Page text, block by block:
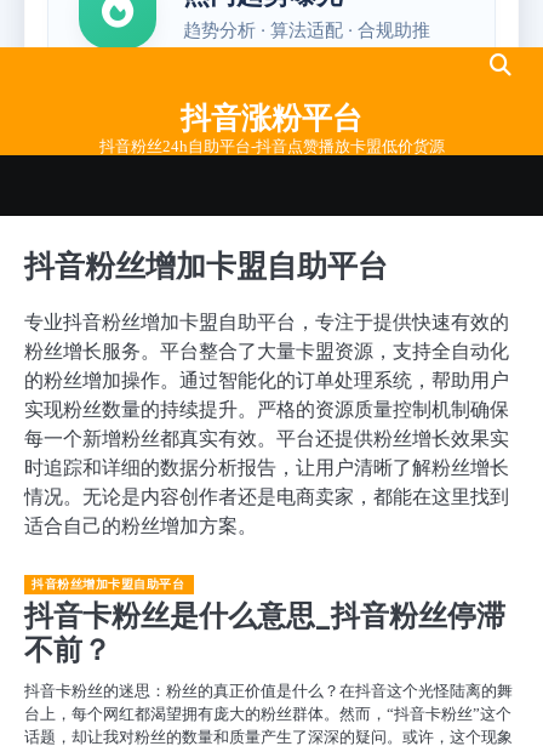
抖音涨粉平台
抖音粉丝24h自助平台-抖音点赞播放卡盟低价货源
抖音粉丝增加卡盟自助平台
专业抖音粉丝增加卡盟自助平台，专注于提供快速有效的
粉丝增长服务。平台整合了大量卡盟资源，支持全自动化
的粉丝增加操作。通过智能化的订单处理系统，帮助用户
实现粉丝数量的持续提升。严格的资源质量控制机制确保
每一个新增粉丝都真实有效。平台还提供粉丝增长效果实
时追踪和详细的数据分析报告，让用户清晰了解粉丝增长
情况。无论是内容创作者还是电商卖家，都能在这里找到
适合自己的粉丝增加方案。
抖音粉丝增加卡盟自助平台
抖音卡粉丝是什么意思_抖音粉丝停滞
不前？
抖音卡粉丝的迷思：粉丝的真正价值是什么？在抖音这个光怪陆离的舞
台上，每个网红都渴望拥有庞大的粉丝群体。然而，“抖音卡粉丝”这个
话题，却让我对粉丝的数量和质量产生了深深的疑问。或许，这个现象